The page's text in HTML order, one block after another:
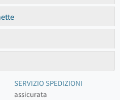
SERVIZIO SPEDIZIONI
assicurata